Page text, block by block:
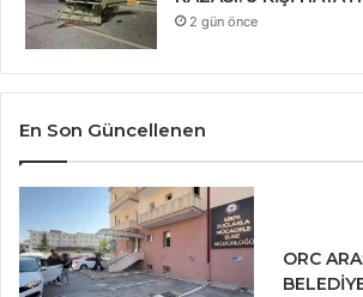
2 gün önce
En Son Güncellenen
ORC